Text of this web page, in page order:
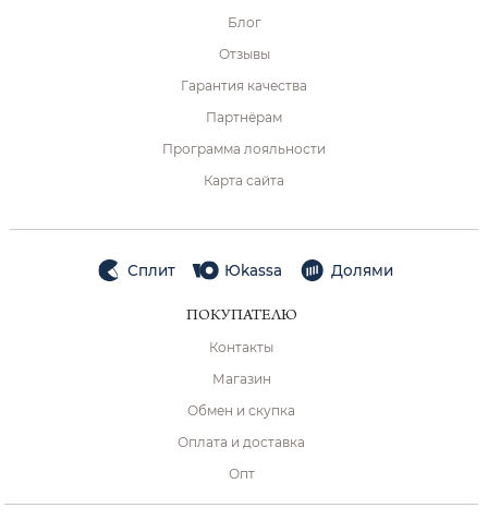
Блог
Отзывы
Гарантия качества
Партнёрам
Программа лояльности
Карта сайта
Сплит Юkassa Долями
ПОКУПАТЕЛЮ
Контакты
Магазин
Обмен и скупка
Оплата и доставка
Опт